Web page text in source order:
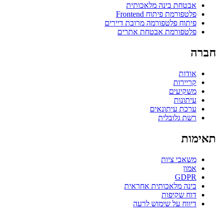
אבטחת בינה מלאכותית
פלטפורמת פיתוח Frontend
פיתוח פלטפורמה מרובת דיירים
פלטפורמת אבטחת אתרים
חברה
אודות
קריירות
משקיעים
עיתונות
ערכת עיתונאים
רשת גלובלית
תאימות
משאבי ציות
אמון
GDPR
בינה מלאכותית אחראית
דוח שקיפות
דיווח על שימוש לרעה